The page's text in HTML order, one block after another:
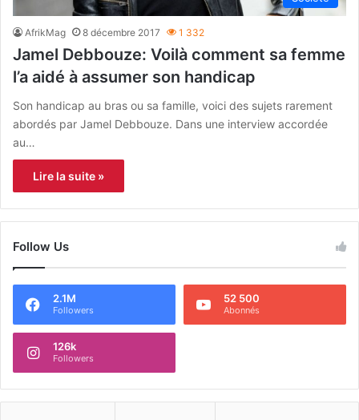
AfrikMag 8 décembre 2017 1 332
Jamel Debbouze: Voilà comment sa femme
l’a aidé à assumer son handicap
Son handicap au bras ou sa famille, voici des sujets rarement
abordés par Jamel Debbouze. Dans une interview accordée
au…
Lire la suite »
Follow Us
2.1M
Followers
52 500
Abonnés
126k
Followers